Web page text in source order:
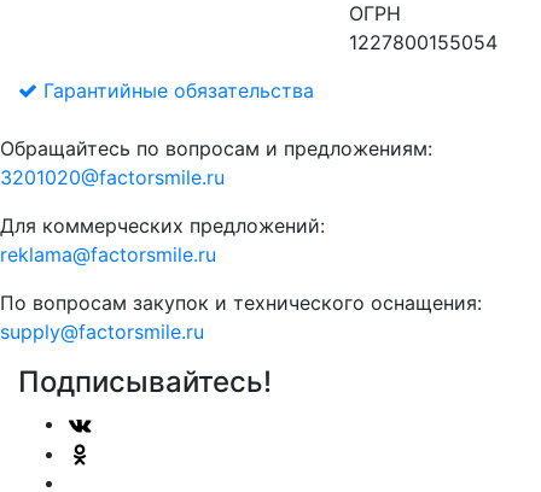
ОГРН
1227800155054
Гарантийные обязательства
Обращайтесь по вопросам и предложениям:
3201020@factorsmile.ru
Для коммерческих предложений:
reklama@factorsmile.ru
По вопросам закупок и технического оснащения:
supply@factorsmile.ru
Подписывайтесь!